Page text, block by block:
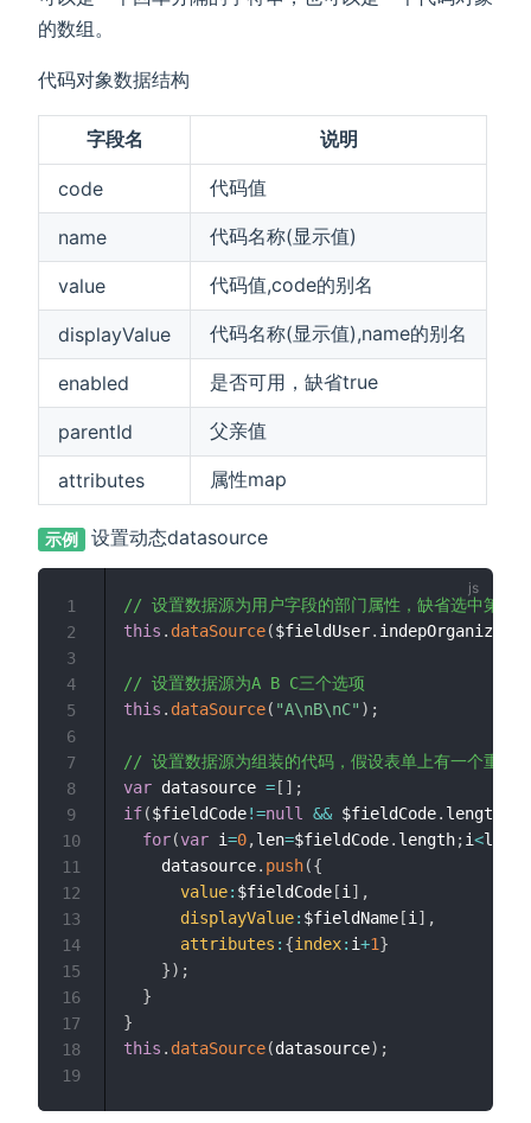
的数组。
代码对象数据结构
字段名 说明
code 代码值
name 代码名称(显示值)
value 代码值,code的别名
displayValue 代码名称(显示值),name的别名
enabled 是否可用，缺省true
parentId 父亲值
attributes 属性map
示例 设置动态datasource
// 设置数据源为用户字段的部门属性，缺省选中第一
this . dataSource($fieldUser. indepOrganize
// 设置数据源为A B C三个选项
this . dataSource( "A\nB\nC" ) ;
// 设置数据源为组装的代码，假设表单上有一个重
var datasource = [ ] ;
if($fieldCode!=null && $fieldCode. length
for(var i=0,len=$fieldCode. length;i<len
    datasource
. push({
value: $fieldCode [i ] ,
displayValue: $fieldName [i ] ,
attributes : {index: i+1}
}) ;
}
}
this . dataSource(datasource) ;
1
2
3
4
5
6
7
8
9
10
11
12
13
14
15
16
17
18
19